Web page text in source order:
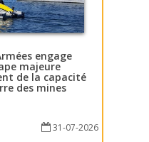
engage
majeure
de la capacité
des mines
31-07-2026